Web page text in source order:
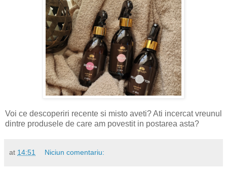
Voi ce descoperiri recente si misto aveti? Ati incercat vreunul
dintre produsele de care am povestit in postarea asta?
at 14:51 Niciun comentariu: